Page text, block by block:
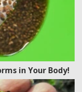
in Your Body!